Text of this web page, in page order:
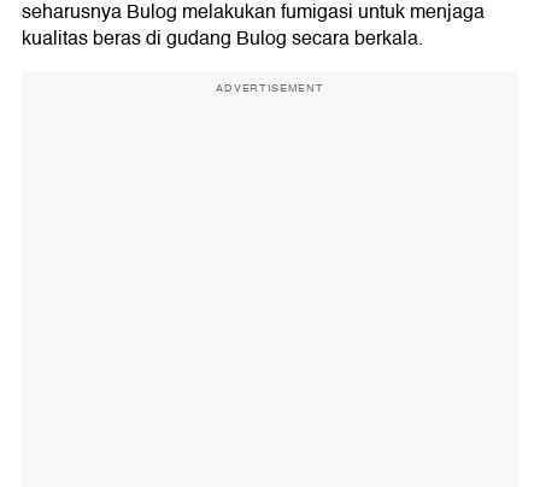
seharusnya Bulog melakukan fumigasi untuk menjaga
kualitas beras di gudang Bulog secara berkala.
ADVERTISEMENT